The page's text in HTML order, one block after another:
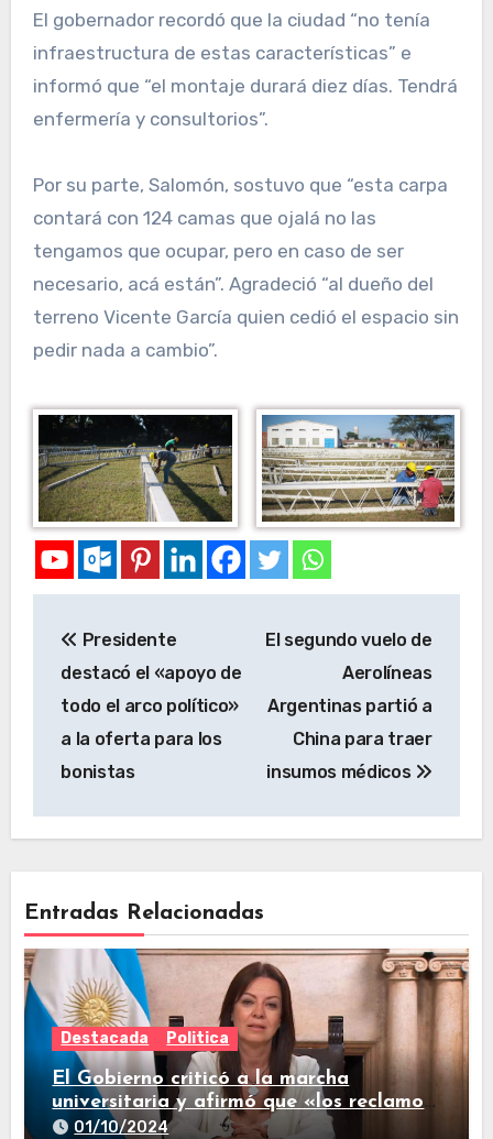
El gobernador recordó que la ciudad “no tenía
infraestructura de estas características” e
informó que “el montaje durará diez días. Tendrá
enfermería y consultorios”.
Por su parte, Salomón, sostuvo que “esta carpa
contará con 124 camas que ojalá no las
tengamos que ocupar, pero en caso de ser
necesario, acá están”. Agradeció “al dueño del
terreno Vicente García quien cedió el espacio sin
pedir nada a cambio”.
Presidente
destacó el «apoyo de
todo el arco político»
a la oferta para los
bonistas
El segundo vuelo de
Aerolíneas
Argentinas partió a
China para traer
insumos médicos
Entradas Relacionadas
Destacada Politica
El Gobierno criticó a la marcha
universitaria y afirmó que «los reclamos
están todos resueltos»
01/10/2024